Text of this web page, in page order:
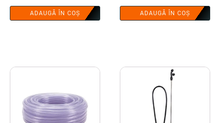
inițial
a
curent
este:
ADAUGĂ ÎN COȘ
a
este:
ADAUGĂ ÎN COȘ